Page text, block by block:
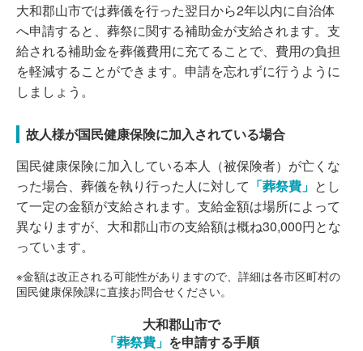
大和郡山市では葬儀を行った翌日から2年以内に自治体
へ申請すると、葬祭に関する補助金が支給されます。支
給される補助金を葬儀費用に充てることで、費用の負担
を軽減することができます。申請を忘れずに行うように
しましょう。
故人様が国民健康保険に加入されている場合
国民健康保険に加入している本人（被保険者）が亡くな
った場合、葬儀を執り行った人に対して 「葬祭費」 とし
て一定の金額が支給されます。支給金額は場所によって
異なりますが、大和郡山市の支給額は概ね30,000円とな
っています。
※金額は改正される可能性がありますので、詳細は各市区町村の
国民健康保険課に直接お問合せください。
大和郡山市で
「葬祭費」 を申請する手順